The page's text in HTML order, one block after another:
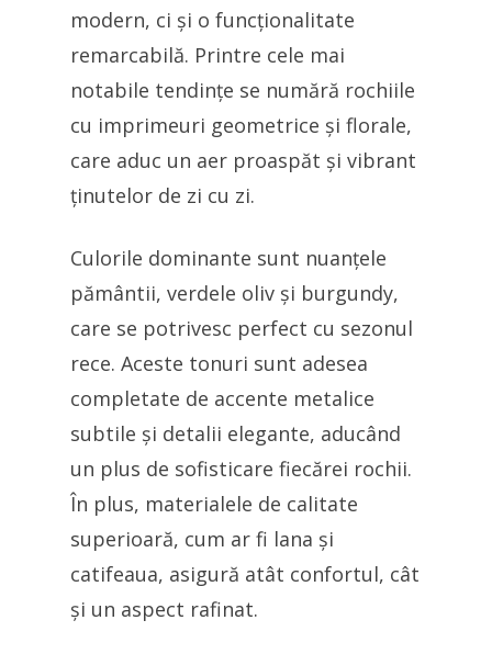
modern, ci și o funcționalitate
remarcabilă. Printre cele mai
notabile tendințe se numără rochiile
cu imprimeuri geometrice și florale,
care aduc un aer proaspăt și vibrant
ținutelor de zi cu zi.
Culorile dominante sunt nuanțele
pământii, verdele oliv și burgundy,
care se potrivesc perfect cu sezonul
rece. Aceste tonuri sunt adesea
completate de accente metalice
subtile și detalii elegante, aducând
un plus de sofisticare fiecărei rochii.
În plus, materialele de calitate
superioară, cum ar fi lana și
catifeaua, asigură atât confortul, cât
și un aspect rafinat.